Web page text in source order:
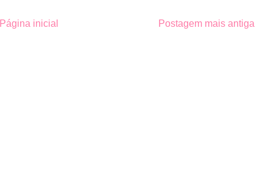
Postagem mais antiga
Página inicial